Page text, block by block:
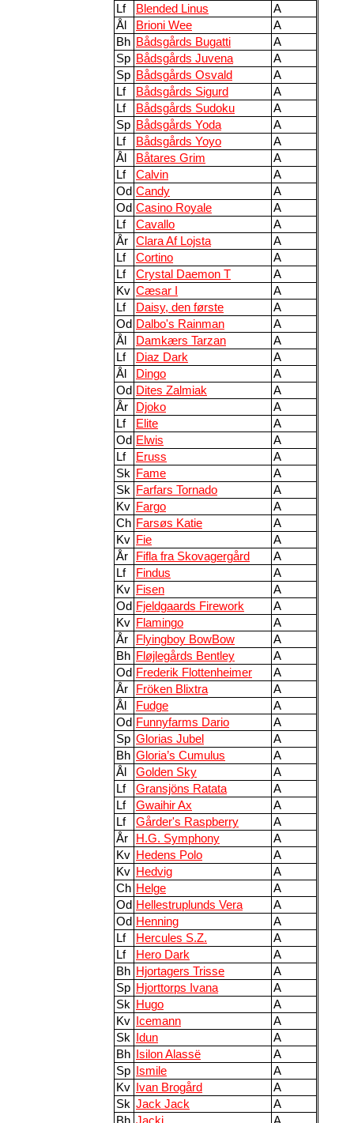
Lf
Blended Linus
A
Ål
Brioni Wee
A
Bh Bådsgårds Bugatti
A
Sp Bådsgårds Juvena
A
Sp Bådsgårds Osvald
A
Lf
Bådsgårds Sigurd
A
Lf
Bådsgårds Sudoku
A
Sp Bådsgårds Yoda
A
Lf
Bådsgårds Yoyo
A
Ål
Båtares Grim
A
Lf
Calvin
A
Od Candy
A
Od Casino Royale
A
Lf
Cavallo
A
År
Clara Af Lojsta
A
Lf
Cortino
A
Lf
Crystal Daemon T
A
Kv Cæsar I
A
Lf
Daisy, den første
A
Od Dalbo's Rainman
A
Ål
Damkærs Tarzan
A
Lf
Diaz Dark
A
Ål
Dingo
A
Od Dites Zalmiak
A
År
Djoko
A
Lf
Elite
A
Od Elwis
A
Lf
Eruss
A
Sk Fame
A
Sk Farfars Tornado
A
Kv Fargo
A
Ch Farsøs Katie
A
Kv Fie
A
År
Fifla fra Skovagergård
A
Lf
Findus
A
Kv Fisen
A
Od Fjeldgaards Firework
A
Kv Flamingo
A
År
Flyingboy BowBow
A
Bh Fløjlegårds Bentley
A
Od Frederik Flottenheimer
A
År
Fröken Blixtra
A
Ål
Fudge
A
Od Funnyfarms Dario
A
Sp Glorias Jubel
A
Bh Gloria’s Cumulus
A
Ål
Golden Sky
A
Lf
Gransjöns Ratata
A
Lf
Gwaihir Ax
A
Lf
Gårder's Raspberry
A
År
H.G. Symphony
A
Kv Hedens Polo
A
Kv Hedvig
A
Ch Helge
A
Od Hellestruplunds Vera
A
Od Henning
A
Lf
Hercules S.Z.
A
Lf
Hero Dark
A
Bh Hjortagers Trisse
A
Sp Hjorttorps Ivana
A
Sk Hugo
A
Kv
Icemann
A
Sk
Idun
A
Bh
Isilon Alassë
A
Sp
Ismile
A
Kv
Ivan Brogård
A
Sk Jack Jack
A